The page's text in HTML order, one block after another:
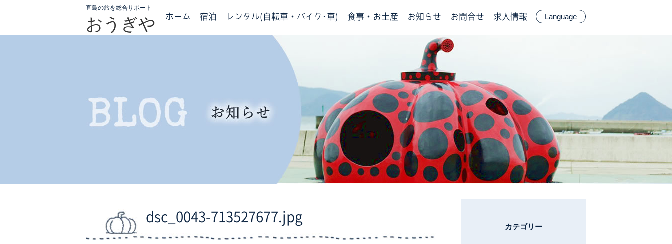
直島の旅を総合サポート
おうぎや ホーム 宿泊 レンタル(自転車・バイク･車) 食事・お土産 お知らせ お問合せ 求人情報 Language
dsc_0043-713527677.jpg
カテゴリー